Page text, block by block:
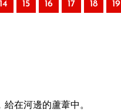
14 15 16 17 18 19
在河邊的蘆葦中。